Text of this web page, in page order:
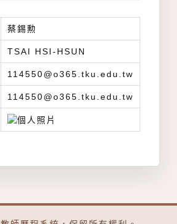
蔡錫勲
TSAI HSI-HSUN
114550@o365.tku.edu.tw
114550@o365.tku.edu.tw